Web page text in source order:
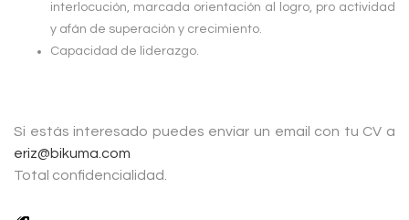
interlocución, marcada orientación al logro, pro actividad
y afán de superación y crecimiento.
Capacidad de liderazgo.
Si estás interesado puedes enviar un email con tu CV a
eriz@bikuma.com
Total confidencialidad.